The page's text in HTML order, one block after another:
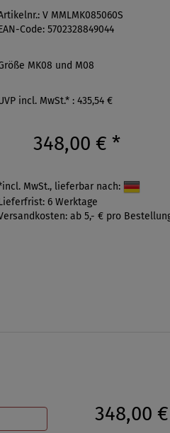
V MMLMK085060S
Code: 5702328849044
MK08 und M08
incl. MwSt.* : 435,54 €
348,00 € *
MwSt., lieferbar nach:
6 Werktage
ab 5,- € pro
348,00 €